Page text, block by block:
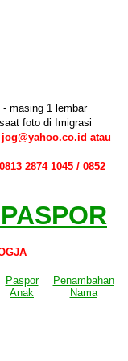
masing 1 lembar
foto di Imigrasi
atau
0813 2874 1045 / 0852
Paspor
Anak
Penambahan
Nama